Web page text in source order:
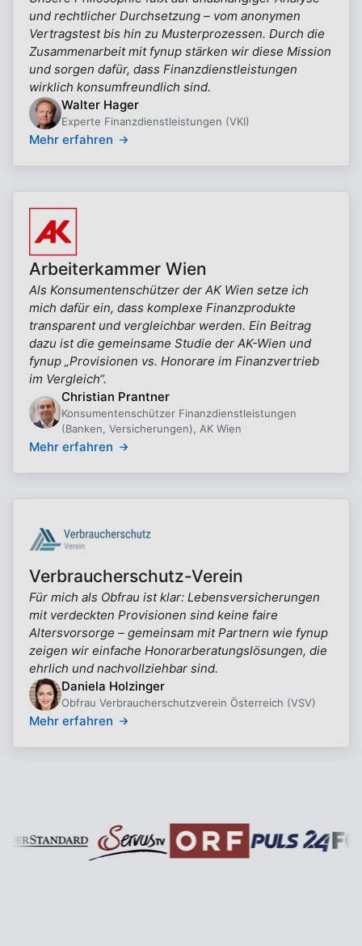
und rechtlicher Durchsetzung – vom anonymen
Vertragstest bis hin zu Musterprozessen. Durch die
Zusammenarbeit mit fynup stärken wir diese Mission
und sorgen dafür, dass Finanzdienstleistungen
wirklich konsumfreundlich sind.
Walter Hager
Experte Finanzdienstleistungen (VKI)
Mehr erfahren
Arbeiterkammer Wien
Als Konsumentenschützer der AK Wien setze ich
mich dafür ein, dass komplexe Finanzprodukte
transparent und vergleichbar werden. Ein Beitrag
dazu ist die gemeinsame Studie der AK-Wien und
fynup „Provisionen vs. Honorare im Finanzvertrieb
im Vergleich“.
Christian Prantner
Konsumentenschützer Finanzdienstleistungen
(Banken, Versicherungen), AK Wien
Mehr erfahren
Verbraucherschutz-Verein
Für mich als Obfrau ist klar: Lebensversicherungen
mit verdeckten Provisionen sind keine faire
Altersvorsorge – gemeinsam mit Partnern wie fynup
zeigen wir einfache Honorarberatungslösungen, die
ehrlich und nachvollziehbar sind.
Daniela Holzinger
Obfrau Verbraucherschutzverein Österreich (VSV)
Mehr erfahren